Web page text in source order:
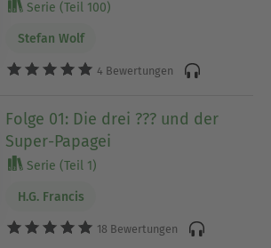
Serie (Teil 100)
Stefan Wolf
4 Bewertungen
Folge 01: Die drei ??? und der
Super-Papagei
Serie (Teil 1)
H.G. Francis
18 Bewertungen